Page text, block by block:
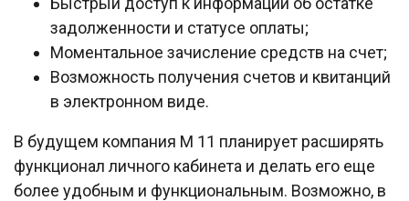
задолженности и статусе оплаты;
Моментальное зачисление средств на счет;
Возможность получения счетов и квитанций
в электронном виде.
В будущем компания М 11 планирует расширять
функционал личного кабинета и делать его еще
более удобным и функциональным. Возможно, в